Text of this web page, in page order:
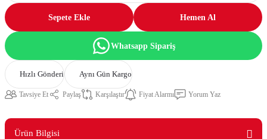
Sepete Ekle Hemen Al
Whatsapp Sipariş
Hızlı Gönderi Aynı Gün Kargo
Tavsiye Et Paylaş Karşılaştır Fiyat Alarmı Yorum Yaz
Ürün Bilgisi